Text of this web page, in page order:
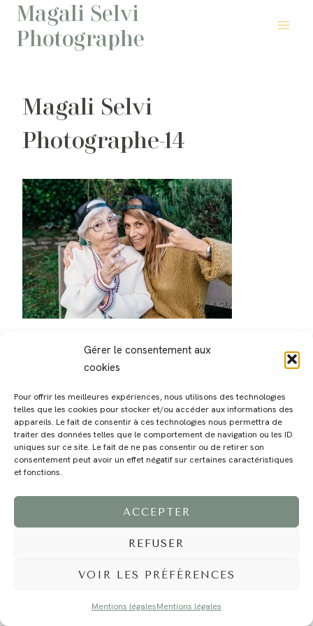
Gérer le consentement aux
cookies
Pour offrir les meilleures expériences, nous utilisons des technologies
telles que les cookies pour stocker et/ou accéder aux informations des
appareils. Le fait de consentir à ces technologies nous permettra de
traiter des données telles que le comportement de navigation ou les ID
uniques sur ce site. Le fait de ne pas consentir ou de retirer son
consentement peut avoir un effet négatif sur certaines caractéristiques
et fonctions.
ACCEPTER
REFUSER
VOIR LES PRÉFÉRENCES
Mentions légalesMentions légales
Aller
contenu
Magali Selvi
Photographe
Magali Selvi
Photographe-14
MAGALI PRESTATIONS YOGA VOYAGE BLOG CONTACT
©2024 EI Magali Selvi - Photographe Famille et Mariage - Nice - Côte d'Azur -